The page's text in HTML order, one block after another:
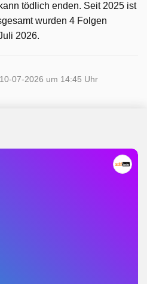
tödlich enden. Seit 2025 ist
wurden 4 Folgen
2026.
10-07-2026 um 14:45 Uhr